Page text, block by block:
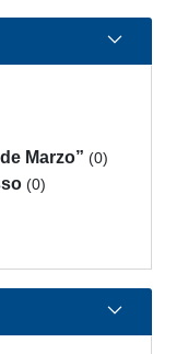
Marzo” (0)
(0)